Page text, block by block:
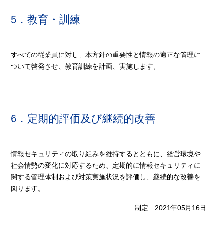
5．教育・訓練
すべての従業員に対し、本方針の重要性と情報の適正な管理に
ついて啓発させ、教育訓練を計画、実施します。
6．定期的評価及び継続的改善
情報セキュリティの取り組みを維持するとともに、経営環境や
社会情勢の変化に対応するため、定期的に情報セキュリティに
関する管理体制および対策実施状況を評価し、継続的な改善を
図ります。
制定 2021年05月16日